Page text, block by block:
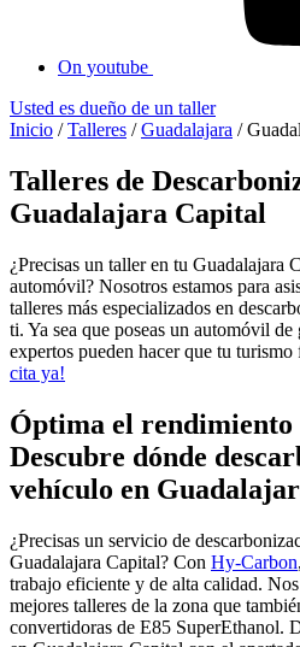
On youtube
Usted es dueño de un taller
Inicio /Talleres /Guadalajara /
Talleres de
Guadalajara Capital
¿Precisas un taller en tu Guadalajara
automóvil? Nosotros estamos para
talleres más especializados en
ti. Ya sea que poseas un automóvil
expertos pueden hacer que tu
cita ya!
Óptima el rendimiento
Descubre dónde
vehículo en
¿Precisas un servicio de
Guadalajara Capital? Con Hy-Carbon
trabajo eficiente y de alta calidad.
mejores talleres de la zona que
convertidoras de E85 SuperEthanol.